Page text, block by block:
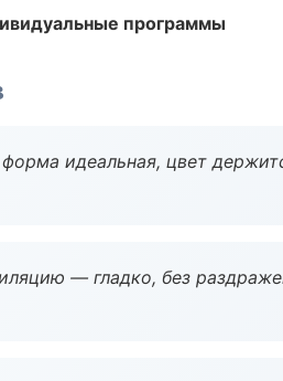
программы
идеальная, цвет
— гладко, без